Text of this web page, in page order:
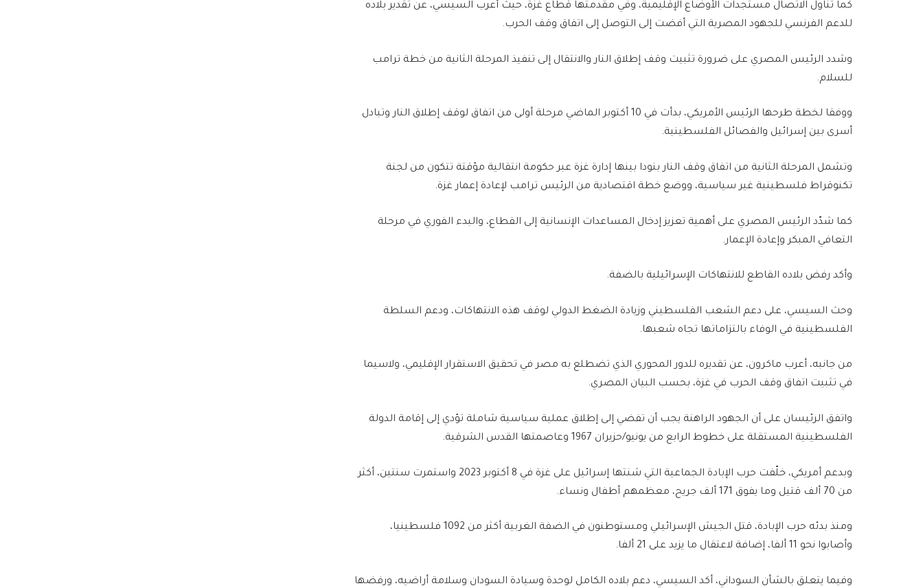
كما تناول الاتصال مستجدات الأوضاع الإقليمية، وفي مقدمتها قطاع غزة، حيث أعرب السيسي، عن تقدير بلاده
للدعم الفرنسي للجهود المصرية التي أفضت إلى التوصل إلى اتفاق وقف الحرب.
وشدد الرئيس المصري على ضرورة تثبيت وقف إطلاق النار والانتقال إلى تنفيذ المرحلة الثانية من خطة ترامب
للسلام.
ووفقا لخطة طرحها الرئيس الأمريكي، بدأت في 10 أكتوبر الماضي مرحلة أولى من اتفاق لوقف إطلاق النار وتبادل
أسرى بين إسرائيل والفصائل الفلسطينية.
وتشمل المرحلة الثانية من اتفاق وقف النار بنودا بينها إدارة غزة عبر حكومة انتقالية مؤقتة تتكون من لجنة
تكنوقراط فلسطينية غير سياسية، ووضع خطة اقتصادية من الرئيس ترامب لإعادة إعمار غزة.
كما شدّد الرئيس المصري على أهمية تعزيز إدخال المساعدات الإنسانية إلى القطاع، والبدء الفوري في مرحلة
التعافي المبكر وإعادة الإعمار.
وأكد رفض بلاده القاطع للانتهاكات الإسرائيلية بالضفة.
وحث السيسي، على دعم الشعب الفلسطيني وزيادة الضغط الدولي لوقف هذه الانتهاكات، ودعم السلطة
الفلسطينية في الوفاء بالتزاماتها تجاه شعبها.
من جانبه، أعرب ماكرون، عن تقديره للدور المحوري الذي تضطلع به مصر في تحقيق الاستقرار الإقليمي، ولاسيما
في تثبيت اتفاق وقف الحرب في غزة، بحسب البيان المصري.
واتفق الرئيسان على أن الجهود الراهنة يجب أن تفضي إلى إطلاق عملية سياسية شاملة تؤدي إلى إقامة الدولة
الفلسطينية المستقلة على خطوط الرابع من يونيو/حزيران 1967 وعاصمتها القدس الشرقية.
وبدعم أمريكي، خلّفت حرب الإبادة الجماعية التي شنتها إسرائيل على غزة في 8 أكتوبر 2023 واستمرت سنتين، أكثر
من 70 ألف قتيل وما يفوق 171 ألف جريح، معظمهم أطفال ونساء.
ومنذ بدئه حرب الإبادة، قتل الجيش الإسرائيلي ومستوطنون في الضفة الغربية أكثر من 1092 فلسطينيا،
وأصابوا نحو 11 ألفا، إضافة لاعتقال ما يزيد على 21 ألفا.
وفيما يتعلق بالشأن السوداني، أكد السيسي، دعم بلاده الكامل لوحدة وسيادة السودان وسلامة أراضيه، ورفضها